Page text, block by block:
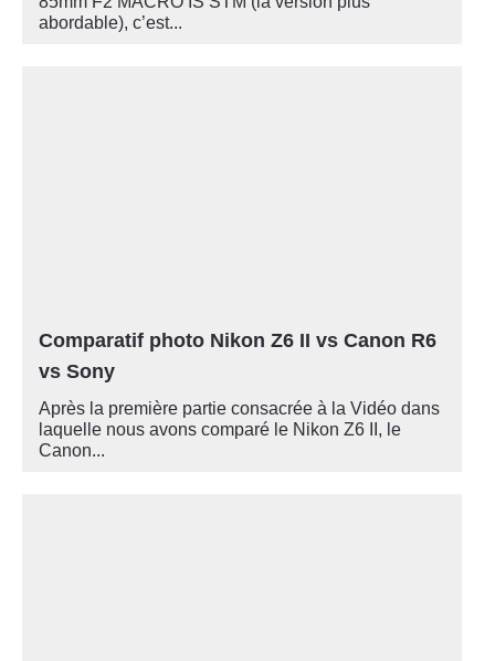
abordable), c’est...
Comparatif photo Nikon Z6 II vs Canon R6
vs Sony
Après la première partie consacrée à la Vidéo dans
laquelle nous avons comparé le Nikon Z6 II, le
Canon...